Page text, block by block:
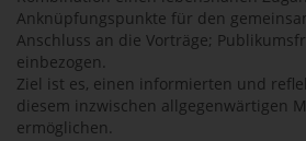
Anknüpfungspunkte für den
Anschluss an die Vorträge;
einbezogen.
Ziel ist es, einen informierten und
diesem inzwischen allgegenwärtigen
ermöglichen.